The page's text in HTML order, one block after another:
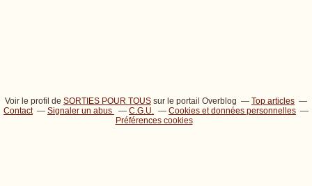
Voir le profil de SORTIES POUR TOUS sur le portail Overblog
Top articles
Contact
Signaler un abus C.G.U.
Cookies et données personnelles
Préférences cookies